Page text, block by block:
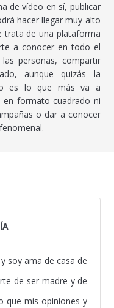
de vídeo en sí, publicar
hacer llegar muy alto
trata de una plataforma
a conocer en todo el
personas, compartir
aunque quizás la
es lo que más va a
en formato cuadrado ni
o dar a conocer
soy ama de casa de
de ser madre y de
que mis opiniones y